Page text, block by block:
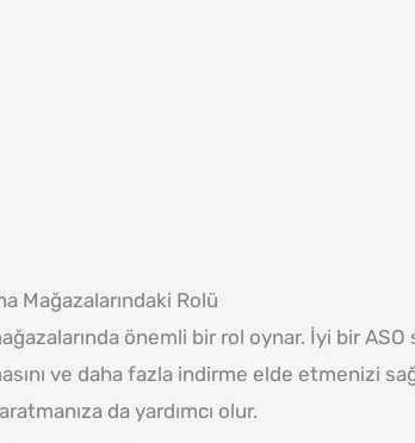
Mağazalarındaki Rolü
önemli bir rol oynar. İyi bir
ve daha fazla indirme elde etmenizi
da yardımcı olur.